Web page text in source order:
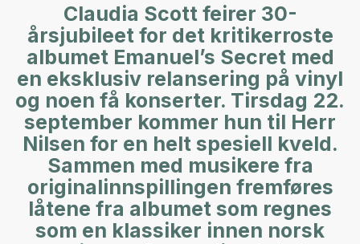
Claudia Scott feirer 30-
årsjubileet for det kritikerroste
albumet Emanuel’s Secret med
en eksklusiv relansering på vinyl
og noen få konserter. Tirsdag 22.
september kommer hun til Herr
Nilsen for en helt spesiell kveld.
Sammen med musikere fra
originalinnspillingen fremføres
låtene fra albumet som regnes
som en klassiker innen norsk